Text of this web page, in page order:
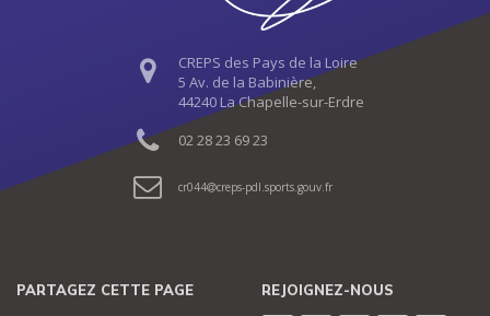
CREPS des Pays de la Loire
5 Av. de la Babinière,
44240 La Chapelle-sur-Erdre
02 28 23 69 23
cr044 creps-pdl.sports.gouv.fr
PARTAGEZ CETTE PAGE REJOIGNEZ-NOUS